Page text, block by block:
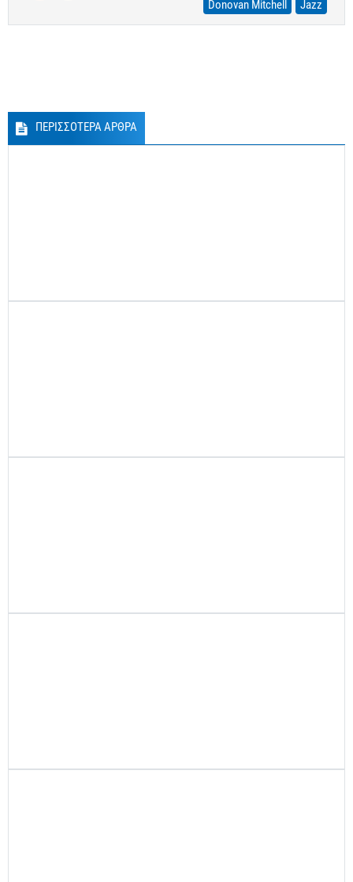
Donovan Mitchell Jazz
ΠΕΡΙΣΣΟΤΕΡΑ ΑΡΘΡΑ